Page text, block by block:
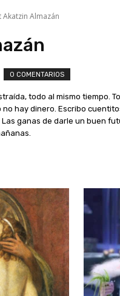
Almazán
0 COMENTARIOS
todo al mismo tiempo.
hay dinero. Escribo
ganas de darle un buen